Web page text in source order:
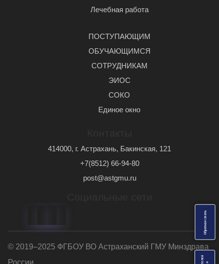
О
б
р
а
т
н
а
я
с
в
я
з
ь
Лечебная работа
ПОСТУПАЮЩИМ
ОБУЧАЮЩИМСЯ
СОТРУДНИКАМ
ЭИОС
СОКО
Единое окно
414000, г. Астрахань, Бакинская, 121
+7(8512) 66-94-80
post@astgmu.ru
© 2019–2025 ФГБОУ ВО Астраханский ГМУ Минздрава
России